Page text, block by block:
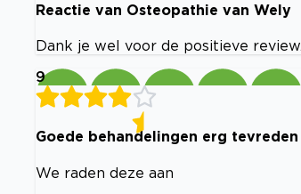
Reactie van Osteopathie van Wely
Dank je wel voor de positieve
9
Goede behandelingen erg tevreden
We raden deze aan